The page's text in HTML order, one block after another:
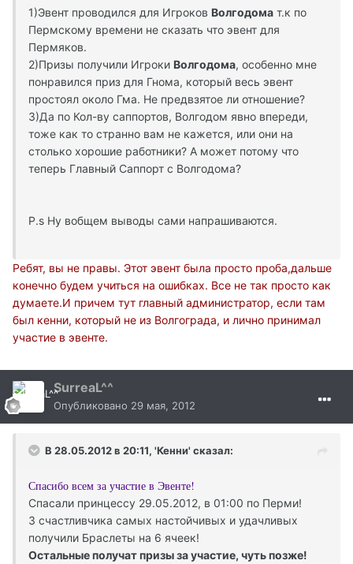
1)Эвент проводился для Игроков Волгодома т.к по
Пермскому времени не сказать что эвент для
Пермяков.
2)Призы получили Игроки Волгодома, особенно мне
понравился приз для Гнома, который весь эвент
простоял около Гма. Не предвзятое ли отношение?
3)Да по Кол-ву саппортов, Волгодом явно впереди,
тоже как то странно вам не кажется, или они на
столько хорошие работники? А может потому что
теперь Главный Саппорт с Волгодома?
P.s Ну вобщем выводы сами напрашиваются.
Ребят, вы не правы. Этот эвент была просто проба,дальше
конечно будем учиться на ошибках. Все не так просто как
думаете.И причем тут главный администратор, если там
был кенни, который не из Волгограда, и лично принимал
участие в эвенте.
SurreaL^^
Опубликовано 29 мая, 2012
В 28.05.2012 в 20:11, 'Кенни' сказал:
Спасибо всем за участие в Эвенте!
Спасали принцессу 29.05.2012, в 01:00 по Перми!
3 счастливчика самых настойчивых и удачливых
получили Браслеты на 6 ячеек!
Остальные получат призы за участие, чуть позже!